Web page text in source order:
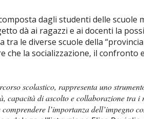
dagli studenti delle scuole
dà ai ragazzi e ai docenti la
tra le diverse scuole della
la socializzazione, il confronto
scolastico, rappresenta uno
capacità di ascolto e collaborazione tra i
l’importanza dell’impegno